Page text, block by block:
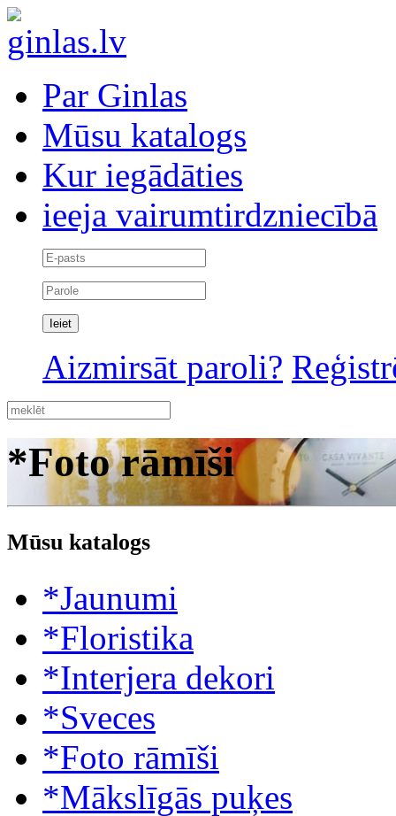
Par Ginlas
Mūsu katalogs
Kur iegādāties
ieeja vairumtirdzniecībā
Aizmirsāt paroli?
*Foto rāmīši
Mūsu katalogs
*Jaunumi
*Floristika
*Interjera dekori
*Sveces
*Foto rāmīši
*Mākslīgās puķes